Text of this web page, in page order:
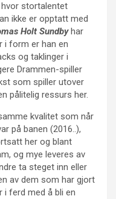
stortalentet
ikke er opptatt med
Holt Sundbyhar
i form er han en
og taklinger i
Drammen-spiller
som spiller utover
pålitelig ressurs her.
kvalitet som når
på banen (2016..),
her og blant
og mye leveres av
ta steget inn eller
av dem som har gjort
i ferd med å bli en